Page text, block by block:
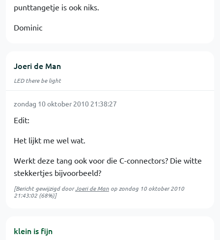
punttangetje is ook niks.
Dominic
Joeri de Man
LED there be light
zondag 10 oktober 2010 21:38:27
Edit:
Het lijkt me wel wat.
Werkt deze tang ook voor die C-connectors? Die witte
stekkertjes bijvoorbeeld?
[Bericht gewijzigd doorJoeri de Man op zondag 10 oktober 2010
21:43:02 (68%)]
klein is fijn